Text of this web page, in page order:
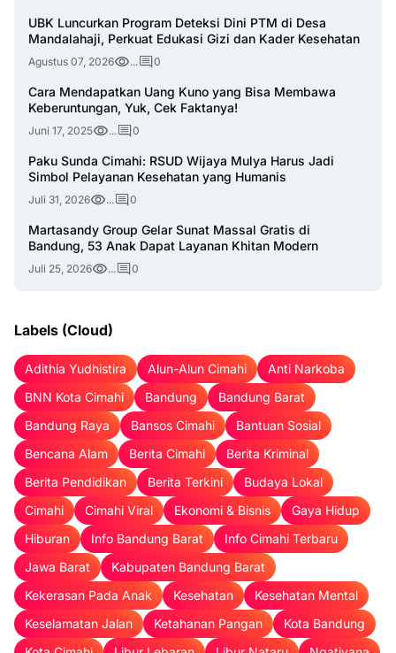
UBK Luncurkan Program Deteksi Dini PTM di Desa
Mandalahaji, Perkuat Edukasi Gizi dan Kader Kesehatan
Agustus 07, 2026 ... 0
Cara Mendapatkan Uang Kuno yang Bisa Membawa
Keberuntungan, Yuk, Cek Faktanya!
Juni 17, 2025 ... 0
Paku Sunda Cimahi: RSUD Wijaya Mulya Harus Jadi
Simbol Pelayanan Kesehatan yang Humanis
Juli 31, 2026 ... 0
Martasandy Group Gelar Sunat Massal Gratis di
Bandung, 53 Anak Dapat Layanan Khitan Modern
Juli 25, 2026 ... 0
Labels (Cloud)
Adithia Yudhistira Alun-Alun Cimahi
Anti Narkoba
BNN Kota Cimahi
Bandung
Bandung Barat
Bandung Raya
Bansos Cimahi
Bantuan Sosial
Bencana Alam
Berita Cimahi
Berita Kriminal
Berita Pendidikan
Berita Terkini
Budaya Lokal
Cimahi
Cimahi Viral Ekonomi & Bisnis
Gaya Hidup
Hiburan
Info Bandung Barat
Info Cimahi Terbaru
Jawa Barat
Kabupaten Bandung Barat
Kekerasan Pada Anak
Kesehatan
Kesehatan Mental
Keselamatan Jalan
Ketahanan Pangan
Kota Bandung